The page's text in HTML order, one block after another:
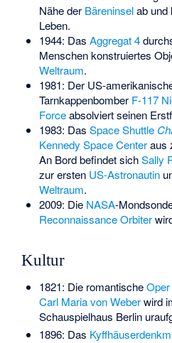
Nähe der Bäreninselab und
Leben.
1944: Das Aggregat 4
Menschen konstruiertes
Weltraum.
1981: Der US-
Tarnkappenbomber F-117
Forceabsolviert seinen
1983: Das Space Shuttle
Kennedy Space Centeraus
An Bord befindet sichSally
zur ersten US-Astronautin
Weltraum.
2009: Die NASA-
Reconnaissance Orbiter
Kultur
1821: Die romantischeOper
Carl Maria von Weberwird
Schauspielhaus Berlin
1896: Das